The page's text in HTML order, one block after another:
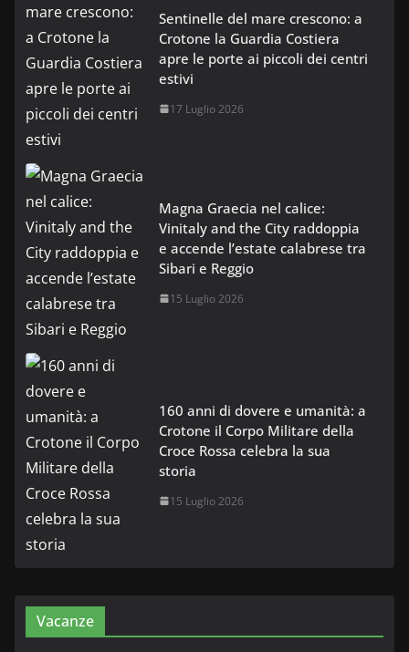
Sentinelle del mare crescono: a
Crotone la Guardia Costiera
apre le porte ai piccoli dei centri
estivi
17 Luglio 2026
Magna Graecia nel calice:
Vinitaly and the City raddoppia
e accende l’estate calabrese tra
Sibari e Reggio
15 Luglio 2026
160 anni di dovere e umanità: a
Crotone il Corpo Militare della
Croce Rossa celebra la sua
storia
15 Luglio 2026
Vacanze